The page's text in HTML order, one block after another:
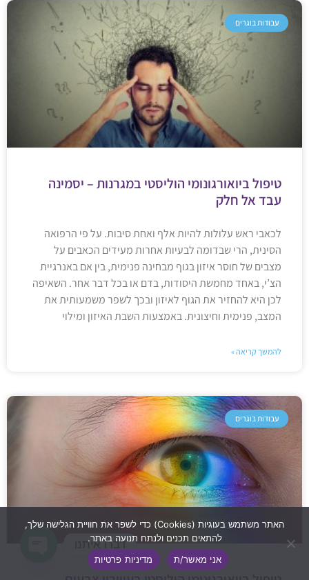
עבודות בוגרים
טיפול ביואורגונומי הוליסטי במגרנות – יסמינה
עבד אל חלק
לכאבי ראש עלולות להיות אלף ואחת סיבות. על פי הרפואה
הסינית, הרי שבדומה לבעיות אחרות מעידים הכאבים על
מצבים של חוסר איזון בגוף מבחינה פנימית, בין אם באנרגיית
הצ’י, באחד מחמשת היסודות, בדם או בכל דבר אחר. השאיפה
לכן היא להחזיר את הגוף לאיזון ובכך לשפר משמעותית את
המצב, פנימית וחיצונית. באמצעות השבת האיזון ומילוי
להמשך קריאה »
עבודות בוגרים
האתר משתמש בעוגיות (Cookies) כדי לשפר את חוויית הגלישה שלך,
להתאים תכנים ולנתח תנועה באתר.
אני מאשר/ת
מדיניות פרטיות
דברו איתנו